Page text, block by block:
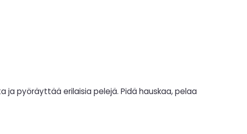
ja pyöräyttää erilaisia pelejä. Pidä hauskaa, pelaa